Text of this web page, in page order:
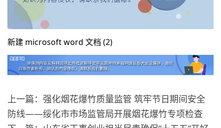
新建 microsoft word 文档 (2)
上一篇：强化烟花爆竹质量监管 筑牢节日期间安全
防线——绥化市市场监管局开展烟花爆竹专项检查